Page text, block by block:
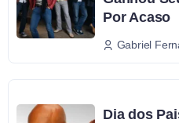
Por Acaso
Gabriel
Dia dos